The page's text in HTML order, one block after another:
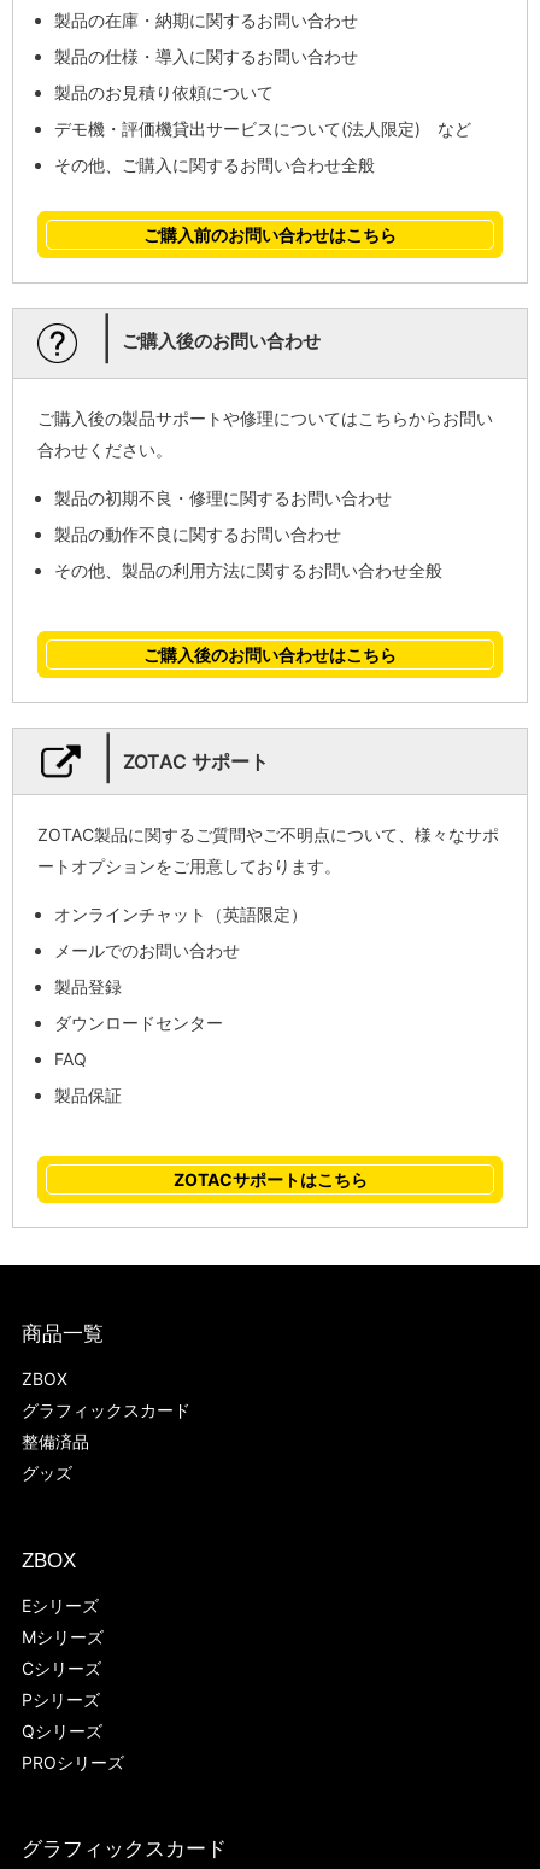
製品の在庫・納期に関するお問い合わせ
製品の仕様・導入に関するお問い合わせ
製品のお見積り依頼について
デモ機・評価機貸出サービスについて(法人限定) など
その他、ご購入に関するお問い合わせ全般
ご購入前のお問い合わせはこちら
ご購入後のお問い合わせ
ご購入後の製品サポートや修理についてはこちらからお問い
合わせください。
製品の初期不良・修理に関するお問い合わせ
製品の動作不良に関するお問い合わせ
その他、製品の利用方法に関するお問い合わせ全般
ご購入後のお問い合わせはこちら
ZOTAC サポート
ZOTAC製品に関するご質問やご不明点について、様々なサポ
ートオプションをご用意しております。
オンラインチャット（英語限定）
メールでのお問い合わせ
製品登録
ダウンロードセンター
FAQ
製品保証
ZOTACサポートはこちら
商品一覧
ZBOX
グラフィックスカード
整備済品
グッズ
ZBOX
Eシリーズ
Mシリーズ
Cシリーズ
Pシリーズ
Qシリーズ
PROシリーズ
グラフィックスカード